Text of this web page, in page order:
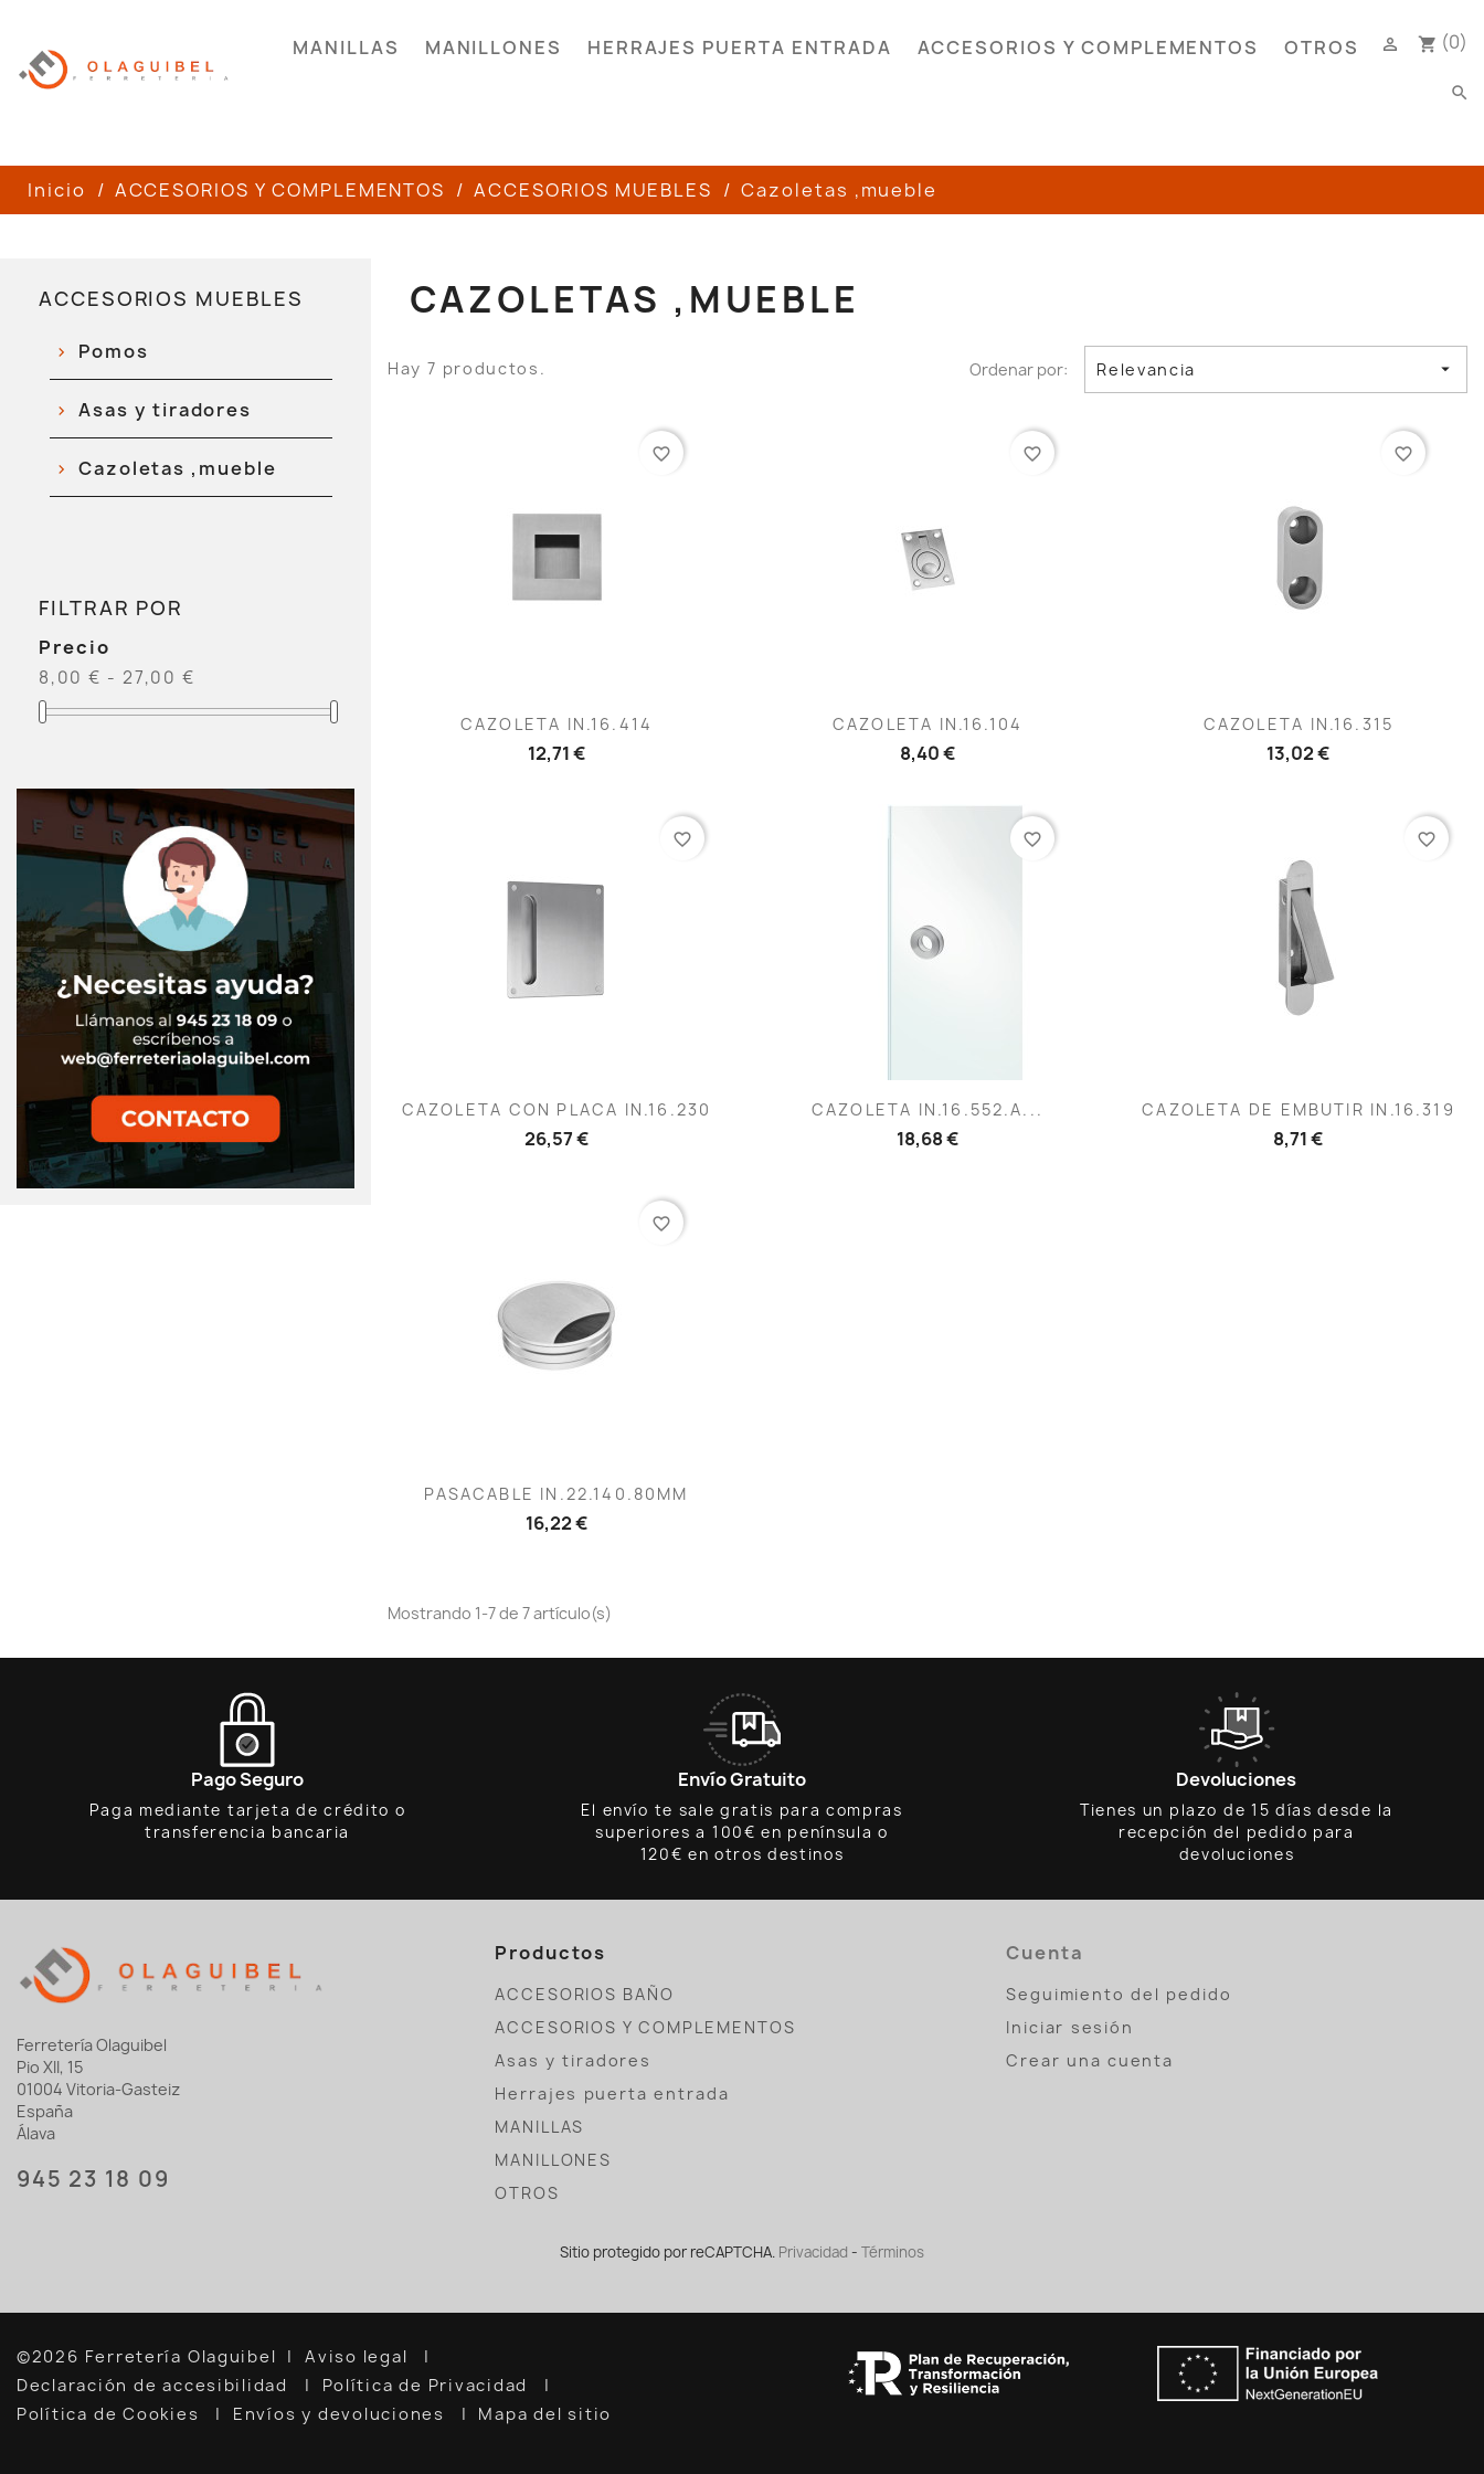
MANILLAS MANILLONES HERRAJES PUERTA ENTRADA ACCESORIOS Y COMPLEMENTOS OTROS shopping_cart (0)

search
Inicio ACCESORIOS Y COMPLEMENTOS ACCESORIOS MUEBLES Cazoletas ,mueble
ACCESORIOS MUEBLES
Pomos
Asas y tiradores
Cazoletas ,mueble
FILTRAR POR
Precio
8,00 € - 27,00 €
CAZOLETAS ,MUEBLE
Hay 7 productos. Ordenar por: Relevancia 
 Vista rápida
CAZOLETA IN.16.414
12,71 €
favorite_border
 Vista rápida
CAZOLETA IN.16.104
8,40 €
favorite_border
Vista rápida
CAZOLETA IN.16.315
13,02 €
favorite_border
Vista rápida
CAZOLETA CON PLACA IN.16.230
26,57 €
favorite_border
Vista rápida
CAZOLETA IN.16.552.A...
18,68 €
favorite_border
Vista rápida
CAZOLETA DE EMBUTIR IN.16.319
8,71 €
favorite_border
Vista rápida
PASACABLE IN.22.140.80MM
16,22 €
favorite_border
Mostrando 1-7 de 7 artículo(s)
Pago Seguro
Paga mediante tarjeta de crédito o
transferencia bancaria
Envío Gratuito
El envío te sale gratis para compras
superiores a 100€ en península o
120€ en otros destinos
Devoluciones
Tienes un plazo de 15 días desde la
recepción del pedido para
devoluciones
Ferretería Olaguibel
Pio XII, 15
01004 Vitoria-Gasteiz
España
Álava
945 23 18 09
Productos
ACCESORIOS BAÑO
ACCESORIOS Y COMPLEMENTOS
Asas y tiradores
Herrajes puerta entrada
MANILLAS
MANILLONES
OTROS
Cuenta
Seguimiento del pedido
Iniciar sesión
Crear una cuenta
Sitio protegido por reCAPTCHA. Privacidad - Términos
©2026 Ferretería Olaguibel
Aviso legal
Declaración de accesibilidad
Política de Privacidad
Política de Cookies
Envíos y devoluciones Mapa del sitio